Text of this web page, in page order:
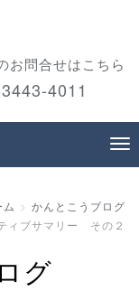
お問合せはこちら
4011
ム
かんとこうブログ
ィブサマリー その２
グ